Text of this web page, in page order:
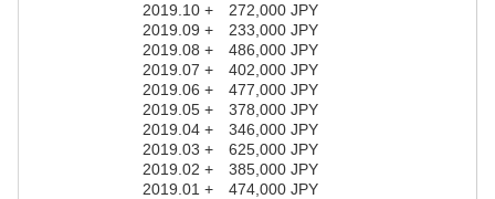
2019.10 + 272,000 JPY
2019.09 + 233,000 JPY
2019.08 + 486,000 JPY
2019.07 + 402,000 JPY
2019.06 + 477,000 JPY
2019.05 + 378,000 JPY
2019.04 + 346,000 JPY
2019.03 + 625,000 JPY
2019.02 + 385,000 JPY
2019.01 + 474,000 JPY